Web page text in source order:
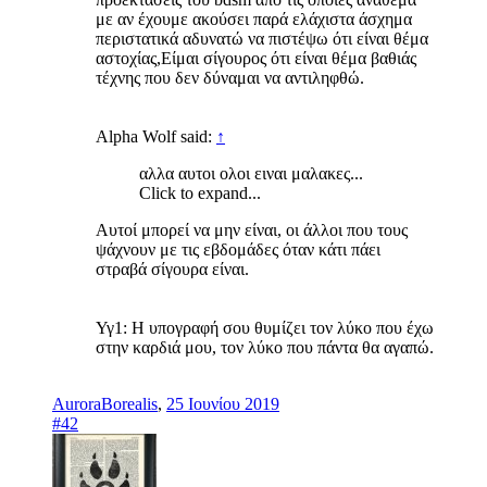
με αν έχουμε ακούσει παρά ελάχιστα άσχημα
περιστατικά αδυνατώ να πιστέψω ότι είναι θέμα
αστοχίας,Είμαι σίγουρος ότι είναι θέμα βαθιάς
τέχνης που δεν δύναμαι να αντιληφθώ.
Alpha Wolf said: ↑
αλλα αυτοι ολοι ειναι μαλακες...
Click to expand...
Αυτοί μπορεί να μην είναι, οι άλλοι που τους
ψάχνουν με τις εβδομάδες όταν κάτι πάει
στραβά σίγουρα είναι.
Υγ1: Η υπογραφή σου θυμίζει τον λύκο που έχω
στην καρδιά μου, τον λύκο που πάντα θα αγαπώ.
AuroraBorealis, 25 Ιουνίου 2019
#42